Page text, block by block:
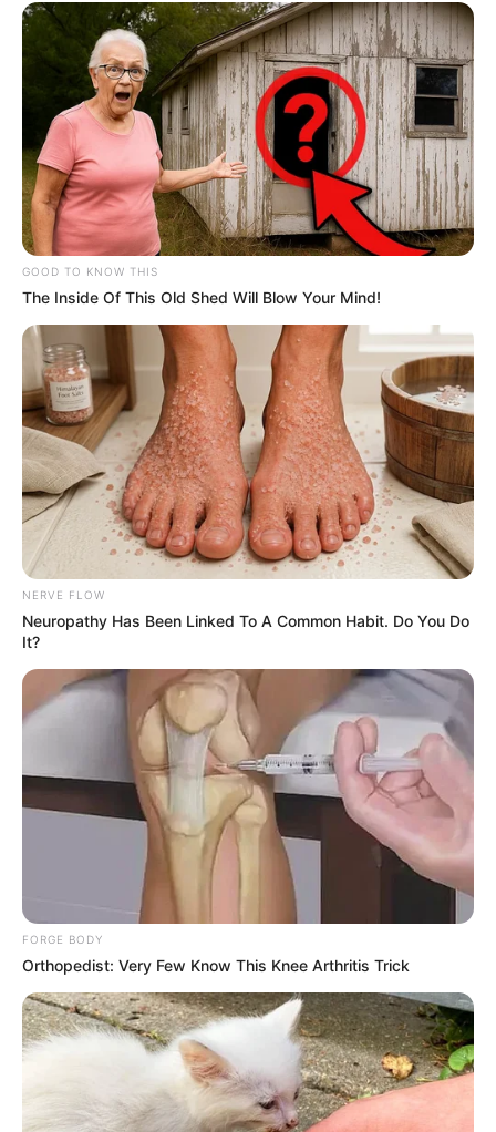
GOOD TO KNOW THIS
The Inside Of This Old Shed Will Blow Your Mind!
NERVE FLOW
Neuropathy Has Been Linked To A Common Habit. Do You Do
It?
FORGE BODY
Orthopedist: Very Few Know This Knee Arthritis Trick